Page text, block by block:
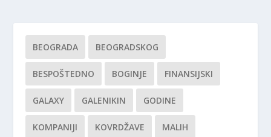
BEOGRADA BEOGRADSKOG
BESPOŠTEDNO BOGINJE FINANSIJSKI
GALAXY GALENIKIN GODINE
KOMPANIJI KOVRDŽAVE MALIH